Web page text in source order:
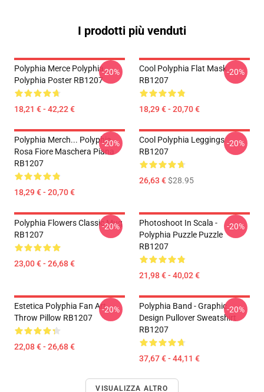
I prodotti più venduti
Polyphia Merce Polyphia
Polyphia Poster RB1207
18,21 € - 42,22 €
-20%
Cool Polyphia Flat Mask
RB1207
18,29 € - 20,70 €
-20%
Polyphia Merch... Polyphia
Rosa Fiore Maschera Piana
RB1207
18,29 € - 20,70 €
-20%
Cool Polyphia Leggings
RB1207
26,63 €$28.95
-20%
Polyphia Flowers Classic Mug
RB1207
23,00 € - 26,68 €
-20%
Photoshoot In Scala -
Polyphia Puzzle Puzzle
RB1207
21,98 € - 40,02 €
-20%
Estetica Polyphia Fan Art
Throw Pillow RB1207
22,08 € - 26,68 €
-20%
Polyphia Band - Graphic
Design Pullover Sweatshirt
RB1207
37,67 € - 44,11 €
-20%
VISUALIZZA ALTRO